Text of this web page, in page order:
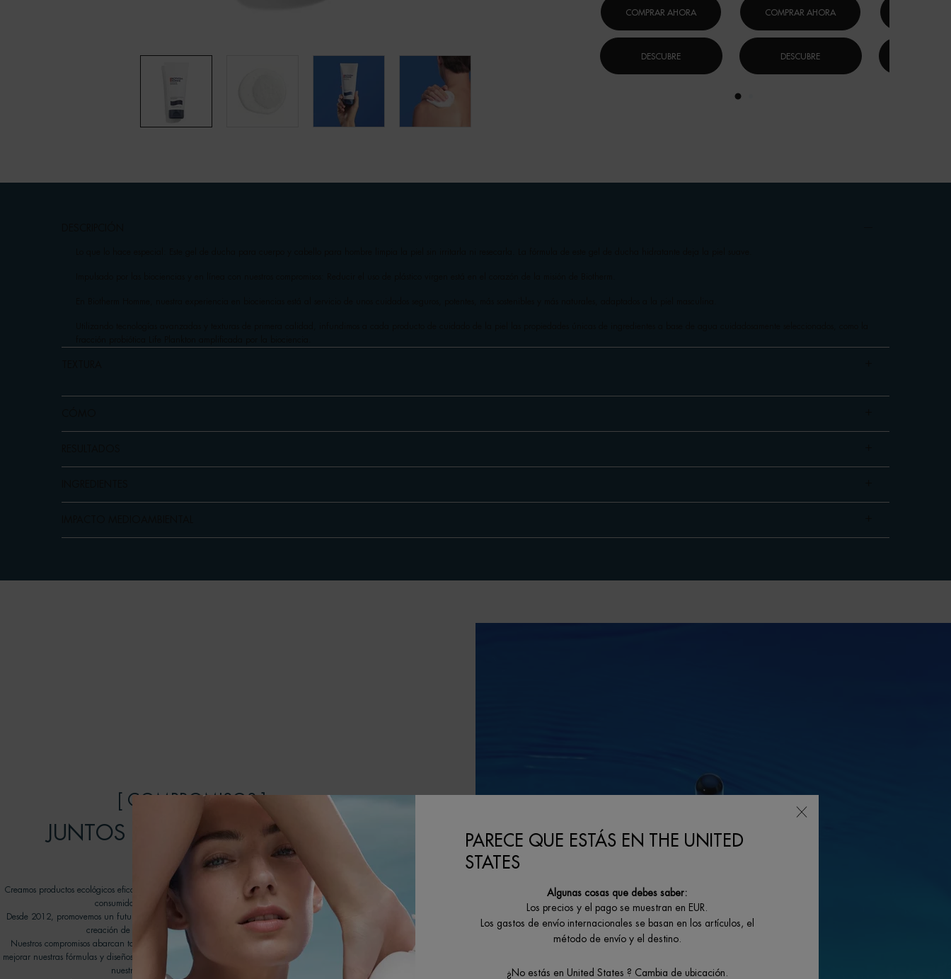
COMPRAR AHORA
DESCUBRE
COMPRAR AHORA
DESCUBRE
[ COMPROMISOS ]
JUNTOS PODEMOS HACER LA
DIFERENCIA
Creamos productos ecológicos eficaces que cuidan la piel y respetan el océano, invitando a nuestros
consumidores a unirse a nuestro viaje transformador.
Desde 2012, promovemos un futuro mejor para nuestros océanos gracias a las ONG dedicadas a la
creación de nuestro programa Water Lovers de Biotherm.
Nuestros compromisos abarcan todos los aspectos de nuestra cadena de valores con el objetivo de
mejorar nuestras fórmulas y diseños de envases, promover nuevas tecnologías de reciclaje y minimizar
nuestra huella medioambiental en el agua.
PARECE QUE ESTÁS EN THE UNITED
STATES
Algunas cosas que debes saber:
Los precios y el pago se muestran en EUR.
Los gastos de envío internacionales se basan en los artículos, el
método de envío y el destino.
¿No estás en United States ? Cambia de ubicación.